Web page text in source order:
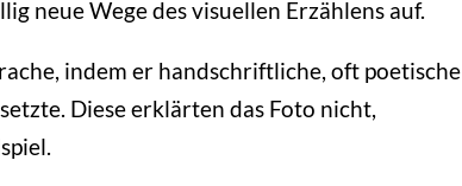
neue Wege des visuellen Erzählens auf.
indem er handschriftliche, oft poetische
Diese erklärten das Foto nicht,